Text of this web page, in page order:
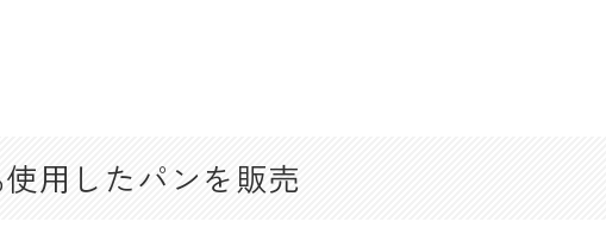
用したパンを販売